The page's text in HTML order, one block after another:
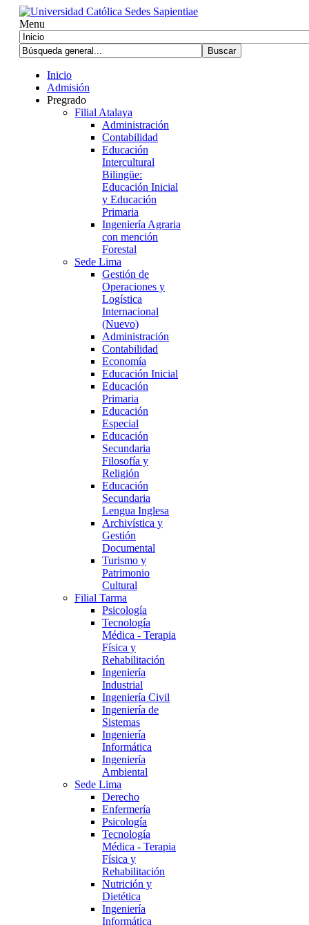
Menu
Inicio
Admisión
Pregrado
Filial Atalaya
Administración
Contabilidad
Educación
Intercultural
Bilingüe:
Educación Inicial
y Educación
Primaria
Ingeniería Agraria
con mención
Forestal
Sede Lima
Gestión de
Operaciones y
Logística
Internacional
(Nuevo)
Administración
Contabilidad
Economía
Educación Inicial
Educación
Primaria
Educación
Especial
Educación
Secundaria
Filosofía y
Religión
Educación
Secundaria
Lengua Inglesa
Archivística y
Gestión
Documental
Turismo y
Patrimonio
Cultural
Filial Tarma
Psicología
Tecnología
Médica - Terapia
Física y
Rehabilitación
Ingeniería
Industrial
Ingeniería Civil
Ingeniería de
Sistemas
Ingeniería
Informática
Ingeniería
Ambiental
Sede Lima
Derecho
Enfermería
Psicología
Tecnología
Médica - Terapia
Física y
Rehabilitación
Nutrición y
Dietética
Ingeniería
Informática